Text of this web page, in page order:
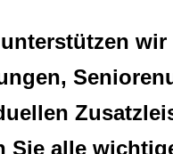
wir
Sie alle